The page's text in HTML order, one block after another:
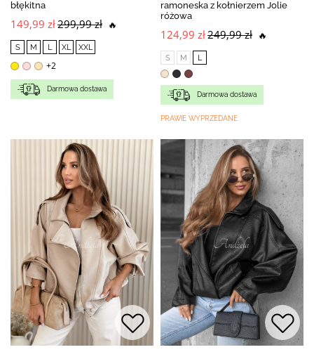
błękitna
149,99 zł299,99 zł 🔥
S M L XL XXL
+2
Darmowa dostawa
ramoneska z kołnierzem Jolie
różowa
124,99 zł249,99 zł 🔥
S M L
Darmowa dostawa
PRAWIE WYPRZEDANE